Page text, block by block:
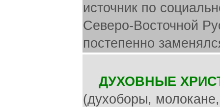
источник по
Северо-Восточной
постепенно
ДУХОВНЫЕ
(духоборы,